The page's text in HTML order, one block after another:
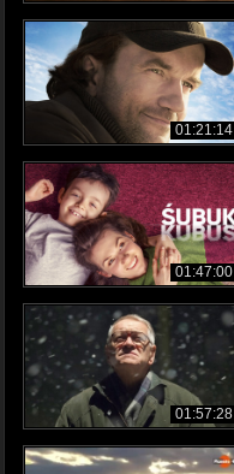
01:21:14
01:47:00
01:57:28